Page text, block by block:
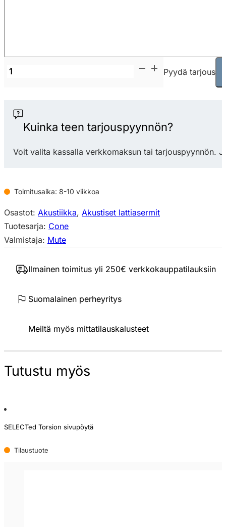
Mute
lattiasermi
(pyöreä)
Pyydä tarjous
Kuinka teen tarjouspyynnön?
Voit valita kassalla verkkomaksun tai tarjouspyynnön.
Toimitusaika: 8-10 viikkoa
Osastot: Akustiikka, Akustiset lattiasermit
Tuotesarja: Cone
Valmistaja: Mute
Ilmainen toimitus yli 250€ verkkokauppatilauksiin
Suomalainen perheyritys
Meiltä myös mittatilauskalusteet
Tutustu myös
SELECTed Torsion sivupöytä
Tilaustuote